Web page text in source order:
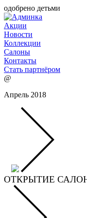
одобрено детьми
Акции
Новости
Коллекции
Салоны
Контакты
Стать партнёром
@
Апрель 2018
ОТКРЫТИЕ